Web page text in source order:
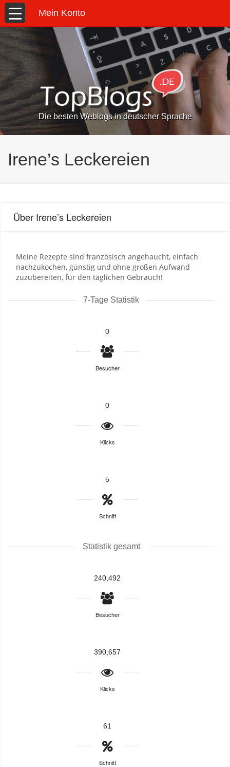
Mein Konto
Die besten Weblogs in deutscher Sprache
Irene’s Leckereien
Über Irene’s Leckereien
Meine Rezepte sind französisch angehaucht, einfach
nachzukochen, günstig und ohne großen Aufwand
zuzubereiten, für den täglichen Gebrauch!
7-Tage Statistik
0
Besucher
0
Klicks
5
Schnitt
Statistik gesamt
240,492
Besucher
390,657
Klicks
61
Schnitt